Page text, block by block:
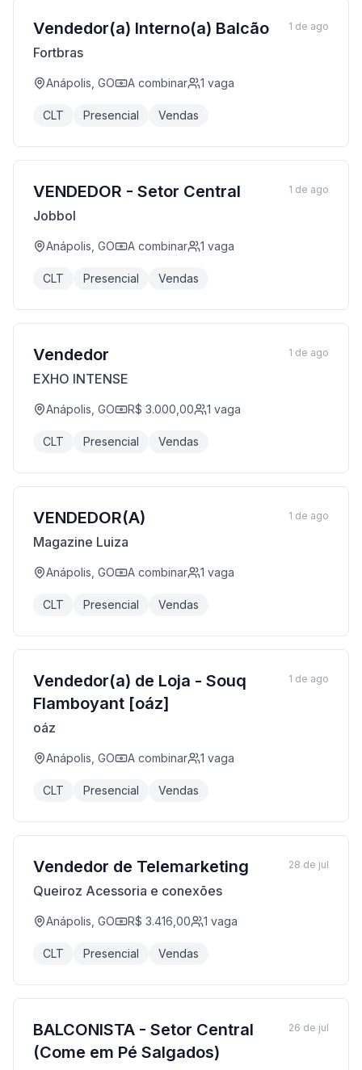
Vendedor(a) Interno(a) Balcão
Fortbras
Anápolis, GO A combinar 1 vaga
CLT Presencial Vendas
1 de ago
VENDEDOR - Setor Central
Jobbol
Anápolis, GO A combinar 1 vaga
CLT Presencial Vendas
1 de ago
Vendedor
EXHO INTENSE
Anápolis, GO R$ 3.000,00 1 vaga
CLT Presencial Vendas
1 de ago
VENDEDOR(A)
Magazine Luiza
Anápolis, GO A combinar 1 vaga
CLT Presencial Vendas
1 de ago
Vendedor(a) de Loja - Souq
Flamboyant [oáz]
oáz
Anápolis, GO A combinar 1 vaga
CLT Presencial Vendas
1 de ago
Vendedor de Telemarketing
Queiroz Acessoria e conexões
Anápolis, GO R$ 3.416,00 1 vaga
CLT Presencial Vendas
28 de jul
BALCONISTA - Setor Central
(Come em Pé Salgados)
26 de jul